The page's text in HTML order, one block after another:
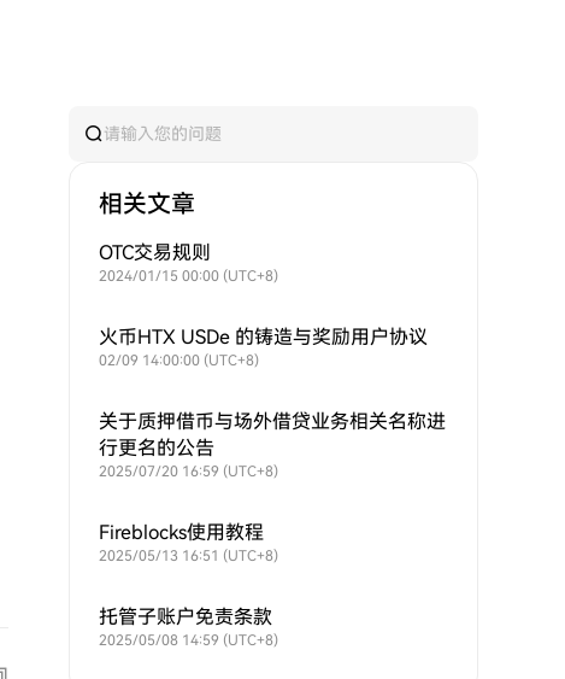
相关文章
OTC交易规则
2024/01/15 00:00 (UTC+8)
火币HTX USDe 的铸造与奖励用户协议
02/09 14:00:00 (UTC+8)
关于质押借币与场外借贷业务相关名称进
行更名的公告
2025/07/20 16:59 (UTC+8)
Fireblocks使用教程
2025/05/13 16:51 (UTC+8)
托管子账户免责条款
2025/05/08 14:59 (UTC+8)